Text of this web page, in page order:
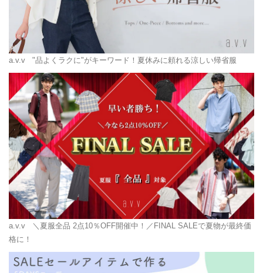
a.v.v "品よくラクに"がキーワード！夏休みに頼れる涼しい帰省服
a.v.v ＼夏服全品 2点10％OFF開催中！／FINAL SALEで夏物が最終価
格に！